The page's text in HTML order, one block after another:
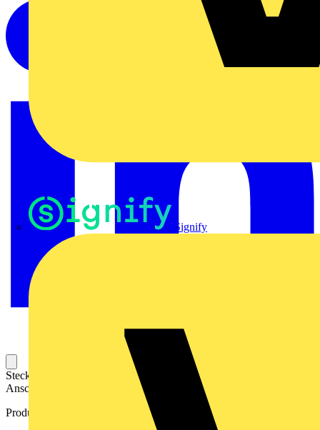
Signify
Steckbarer Leiterplatten-Anschluss mit innovativer
Anschlusstechnologie für eine sichere und intuitive Handhabung.
Produktkennzeichen